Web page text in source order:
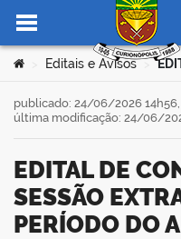
Ir para o conteúdo
portal
Você está aqui:
Editais e Avisos >
EDITAL DE CONVOCAÇÃO DA 1º
SESSÃO
PERÍODO DO
publicado: 24/06/2026 14h56,
última modificação: 24/06/